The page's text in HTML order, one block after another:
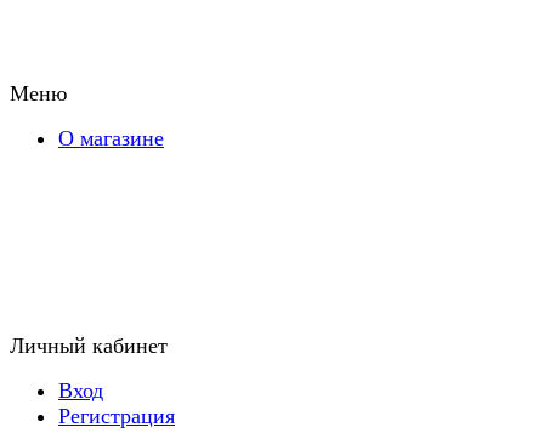
Меню
О магазине
Личный кабинет
Вход
Регистрация